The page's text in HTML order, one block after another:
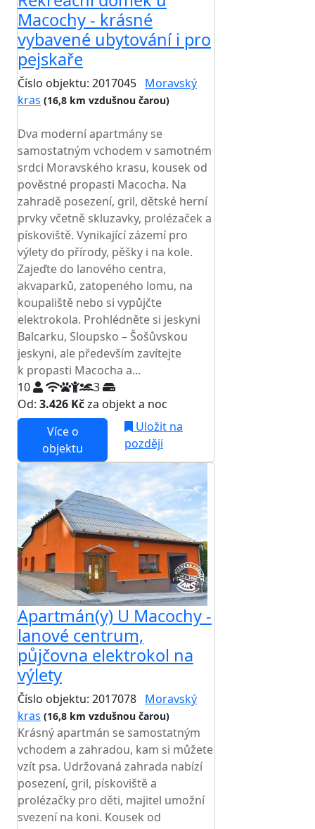
Macochy - krásné
vybavené ubytování i pro
pejskaře
Číslo objektu: 2017045 Moravský
kras (16,8 km vzdušnou čarou)
Dva moderní apartmány se
samostatným vchodem v samotném
srdci Moravského krasu, kousek od
pověstné propasti Macocha. Na
zahradě posezení, gril, dětské herní
prvky včetně skluzavky, prolézaček a
pískoviště. Vynikající zázemí pro
výlety do přírody, pěšky i na kole.
Zajeďte do lanového centra,
akvaparků, zatopeného lomu, na
koupaliště nebo si vypůjčte
elektrokola. Prohlédněte si jeskyni
Balcarku, Sloupsko – Šošůvskou
jeskyni, ale především zavítejte
k propasti Macocha a...
10
3
Od: 3.426 Kčza objekt a noc
Více o
objektu
Uložit na
později
Apartmán(y) U Macochy -
lanové centrum,
půjčovna elektrokol na
výlety
Číslo objektu: 2017078 Moravský
kras (16,8 km vzdušnou čarou)
Krásný apartmán se samostatným
vchodem a zahradou, kam si můžete
vzít psa. Udržovaná zahrada nabízí
posezení, gril, pískoviště a
prolézačky pro děti, majitel umožní
svezení na koni. Kousek od